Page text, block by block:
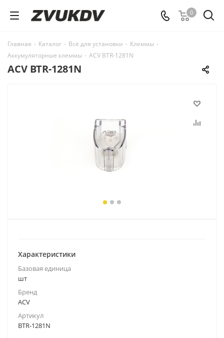
0
Главная - Каталог - Всё для установки - Клеммы -
Аккумуляторные клеммы - ACV BTR-1281N
ACV BTR-1281N
Характеристики
Базовая единица
шт
Бренд
ACV
Артикул
BTR-1281N